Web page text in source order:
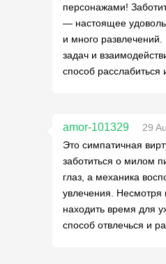
персонажами!
— настоящее
и много
задач и
способ расслабиться
amor-101329
29
Это симпатичная
заботиться о милом
глаз, а механика
увлечения. Несмотря
находить время для
способ отвлечься и